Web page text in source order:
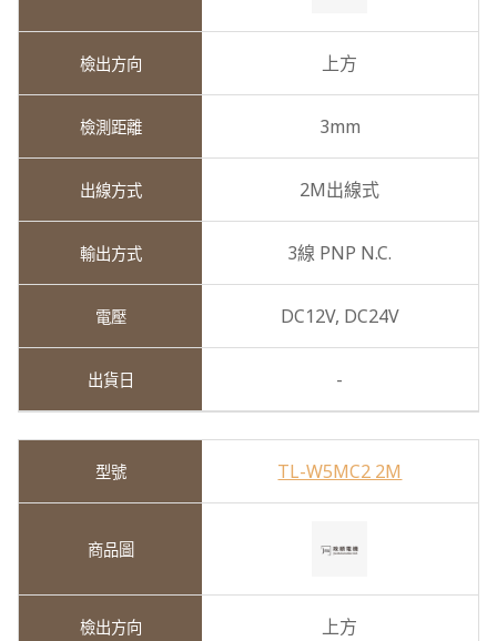
上方
3mm
2M出線式
3線 PNP N.C.
DC12V, DC24V
-
TL-W5MC2 2M
上方